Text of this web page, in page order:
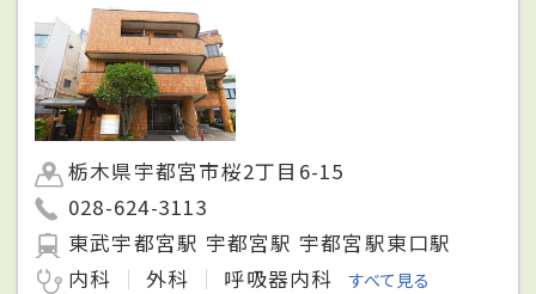
栃木県宇都宮市桜2丁目6-15
028-624-3113
東武宇都宮駅 宇都宮駅 宇都宮駅東口駅
内科
外科 呼吸器内科 すべて見る